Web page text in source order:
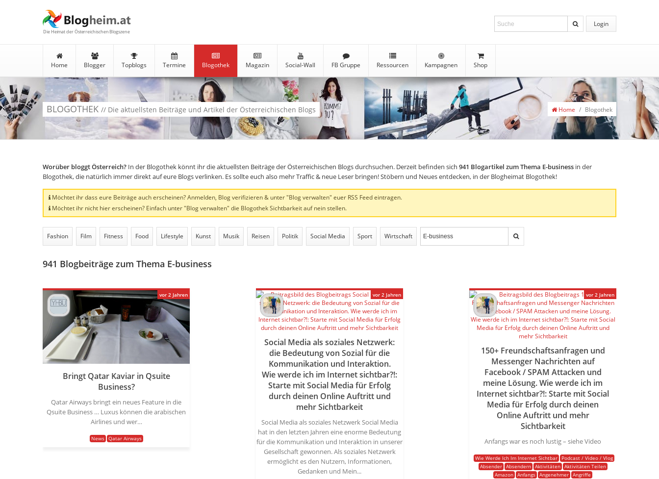
Die Heimat der Österreichischen Blogszene
Login
Home Blogger Topblogs Termine Blogothek Magazin Social-Wall FB Gruppe Ressourcen Kampagnen Shop
BLOGOTHEK // Die aktuellsten Beiträge und Artikel der Österreichischen Blogs Home / Blogothek
Worüber bloggt Österreich? In der Blogothek könnt ihr die aktuellsten Beiträge der Österreichischen Blogs durchsuchen. Derzeit befinden sich 941 Blogartikel zum Thema E-business in der
Blogothek, die natürlich immer direkt auf eure Blogs verlinken. Es sollte euch also mehr Traffic & neue Leser bringen! Stöbern und Neues entdecken, in der Blogheimat Blogothek!
Möchtet ihr dass eure Beiträge auch erscheinen? Anmelden, Blog verifizieren & unter "Blog verwalten" euer RSS Feed eintragen.
Möchtet ihr nicht hier erscheinen? Einfach unter "Blog verwalten" die Blogothek Sichtbarkeit auf nein stellen.
Fashion Film Fitness Food Lifestyle Kunst Musik Reisen Politik Social Media Sport Wirtschaft
941 Blogbeiträge zum Thema E-business
Bringt Qatar Kaviar in Qsuite
Business?
Qatar Airways bringt ein neues Feature in die
Qsuite Business … Luxus können die arabischen
Airlines und wer…
News Qatar Airways
vor 2 Jahren
Social Media als soziales Netzwerk:
die Bedeutung von Sozial für die
Kommunikation und Interaktion.
Wie werde ich im Internet sichtbar?!:
Starte mit Social Media für Erfolg
durch deinen Online Auftritt und
mehr Sichtbarkeit
Social Media als soziales Netzwerk Social Media
hat in den letzten Jahren eine enorme Bedeutung
für die Kommunikation und Interaktion in unserer
Gesellschaft gewonnen. Als soziales Netzwerk
ermöglicht es den Nutzern, Informationen,
Gedanken und Mein...
vor 2 Jahren
150+ Freundschaftsanfragen und
Messenger Nachrichten auf
Facebook / SPAM Attacken und
meine Lösung. Wie werde ich im
Internet sichtbar?!: Starte mit Social
Media für Erfolg durch deinen
Online Auftritt und mehr
Sichtbarkeit
Anfangs war es noch lustig – siehe Video
Wie Werde Ich Im Internet Sichtbar
Podcast / Video / Vlog
Absender
Absendern Aktivitäten
Aktivitäten Teilen
Amazon Anfangs Angenehmer Angriffe
vor 2 Jahren